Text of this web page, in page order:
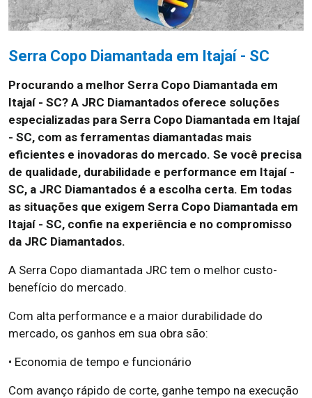
Serra Copo Diamantada em Itajaí - SC
Procurando a melhor Serra Copo Diamantada em
Itajaí - SC? A JRC Diamantados oferece soluções
especializadas para Serra Copo Diamantada em Itajaí
- SC, com as ferramentas diamantadas mais
eficientes e inovadoras do mercado. Se você precisa
de qualidade, durabilidade e performance em Itajaí -
SC, a JRC Diamantados é a escolha certa. Em todas
as situações que exigem Serra Copo Diamantada em
Itajaí - SC, confie na experiência e no compromisso
da JRC Diamantados.
A Serra Copo diamantada JRC tem o melhor custo-
benefício do mercado.
Com alta performance e a maior durabilidade do
mercado, os ganhos em sua obra são:
• Economia de tempo e funcionário
Com avanço rápido de corte, ganhe tempo na execução